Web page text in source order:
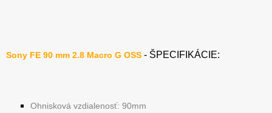
Sony FE 90 mm 2.8 Macro G OSS - ŠPECIFIKÁCIE:
Ohnisková vzdialenosť: 90mm